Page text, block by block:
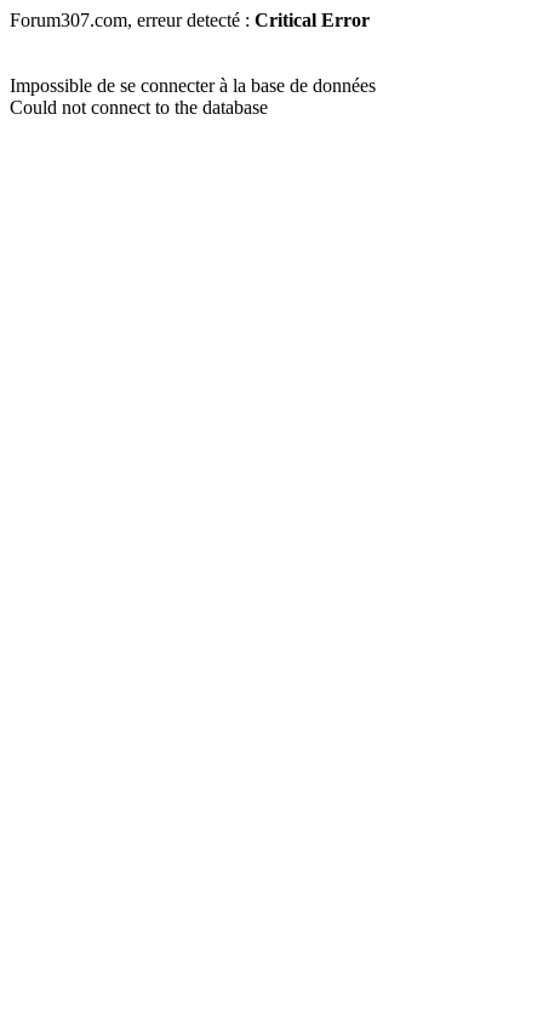
Forum307.com, erreur detecté : Critical Error
Impossible de se connecter à la base de données
Could not connect to the database